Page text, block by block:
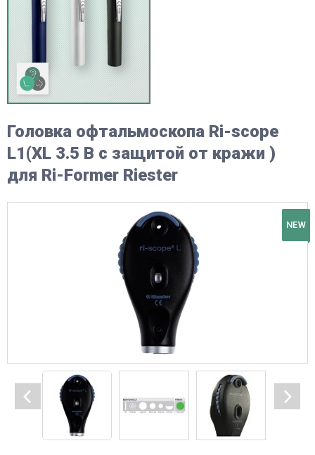
Головка офтальмоскопа Ri-scope
L1(XL 3.5 B с защитой от кражи )
для Ri-Former Riester
NEW